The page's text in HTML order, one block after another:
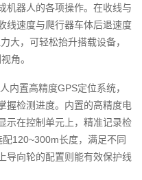
机器人的各项操作。在收线与
线速度与爬行器车体后退速度
大，可轻松抬升搭载设备，
角。
内置高精度GPS定位系统，
握检测进度。内置的高精度电
示在控制单元上，精准记录检
120~300m长度，满足不同
导向轮的配置则能有效保护线